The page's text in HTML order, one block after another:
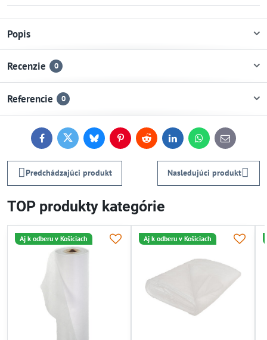
Popis
Recenzie 0
Referencie 0
FacebookTwitterBlueskyPinterestReddit LinkedInWhatsApp
E-
mail
Predchádzajúci produkt Nasledujúci produkt
TOP produkty kategórie
Aj k odberu v Košiciach Aj k odberu v Košiciach